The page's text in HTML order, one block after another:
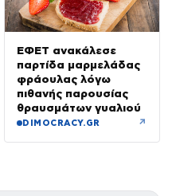
ΕΦΕΤ ανακάλεσε
παρτίδα μαρμελάδας
φράουλας λόγω
πιθανής παρουσίας
θραυσμάτων γυαλιού
DIMOCRACY.GR ↗